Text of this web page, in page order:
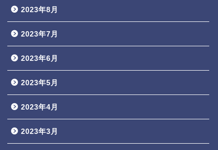
2023年8月
2023年7月
2023年6月
2023年5月
2023年4月
2023年3月